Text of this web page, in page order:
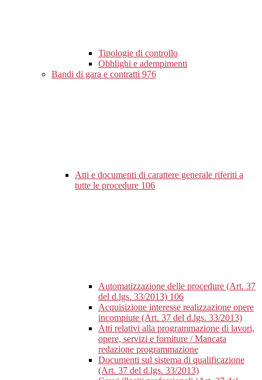
Tipologie di controllo
Obblighi e adempimenti
Bandi di gara e contratti 976
Atti e documenti di carattere generale riferiti a
tutte le procedure 106
Automatizzazione delle procedure (Art. 37
del d.lgs. 33/2013) 106
Acquisizione interesse realizzazione opere
incompiute (Art. 37 del d.lgs. 33/2013)
Atti relativi alla programmazione di lavori,
opere, servizi e forniture / Mancata
redazione programmazione
Documenti sul sistema di qualificazione
(Art. 37 del d.lgs. 33/2013)